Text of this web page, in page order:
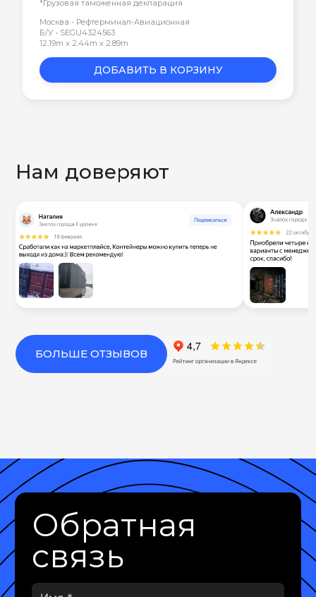
*Грузовая таможенная декларация
Москва - Рефтерминал-Авиационная
Б/У • SEGU4324563
12.19m x 2.44m x 2.89m
ДОБАВИТЬ В КОРЗИНУ
Нам доверяют
БОЛЬШЕ ОТЗЫВОВ
Обратная
связь